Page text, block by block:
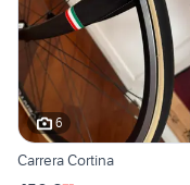
6
Carrera Cortina